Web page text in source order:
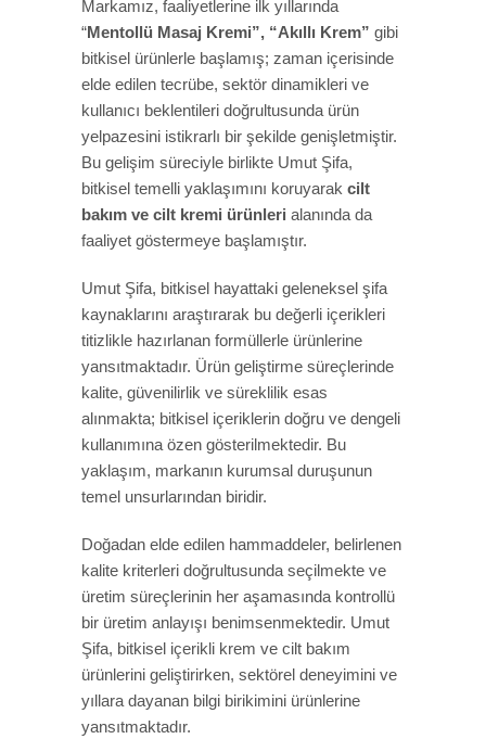
Markamız, faaliyetlerine ilk yıllarında
“Mentollü Masaj Kremi”, “Akıllı Krem” gibi
bitkisel ürünlerle başlamış; zaman içerisinde
elde edilen tecrübe, sektör dinamikleri ve
kullanıcı beklentileri doğrultusunda ürün
yelpazesini istikrarlı bir şekilde genişletmiştir.
Bu gelişim süreciyle birlikte Umut Şifa,
bitkisel temelli yaklaşımını koruyarak cilt
bakım ve cilt kremi ürünleri alanında da
faaliyet göstermeye başlamıştır.
Umut Şifa, bitkisel hayattaki geleneksel şifa
kaynaklarını araştırarak bu değerli içerikleri
titizlikle hazırlanan formüllerle ürünlerine
yansıtmaktadır. Ürün geliştirme süreçlerinde
kalite, güvenilirlik ve süreklilik esas
alınmakta; bitkisel içeriklerin doğru ve dengeli
kullanımına özen gösterilmektedir. Bu
yaklaşım, markanın kurumsal duruşunun
temel unsurlarından biridir.
Doğadan elde edilen hammaddeler, belirlenen
kalite kriterleri doğrultusunda seçilmekte ve
üretim süreçlerinin her aşamasında kontrollü
bir üretim anlayışı benimsenmektedir. Umut
Şifa, bitkisel içerikli krem ve cilt bakım
ürünlerini geliştirirken, sektörel deneyimini ve
yıllara dayanan bilgi birikimini ürünlerine
yansıtmaktadır.